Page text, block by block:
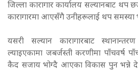
जिल्ला कारागार कार्यालय सल्यानबाट थप
कारागारमा आएसँगै उनीहरूलाई थप समस्या
यसरी सल्यान कारागारबाट
ल्याइएकामा जबर्जस्ती करणीमा पाँचवर्ष
कैद सजाय भोग्दै आएका विकास पुन भन्ने